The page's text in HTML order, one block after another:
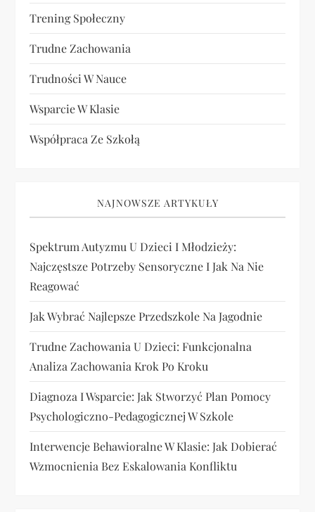
Trening Społeczny
Trudne Zachowania
Trudności W Nauce
Wsparcie W Klasie
Współpraca Ze Szkołą
NAJNOWSZE ARTYKUŁY
Spektrum Autyzmu U Dzieci I Młodzieży:
Najczęstsze Potrzeby Sensoryczne I Jak Na Nie
Reagować
Jak Wybrać Najlepsze Przedszkole Na Jagodnie
Trudne Zachowania U Dzieci: Funkcjonalna
Analiza Zachowania Krok Po Kroku
Diagnoza I Wsparcie: Jak Stworzyć Plan Pomocy
Psychologiczno-Pedagogicznej W Szkole
Interwencje Behawioralne W Klasie: Jak Dobierać
Wzmocnienia Bez Eskalowania Konfliktu